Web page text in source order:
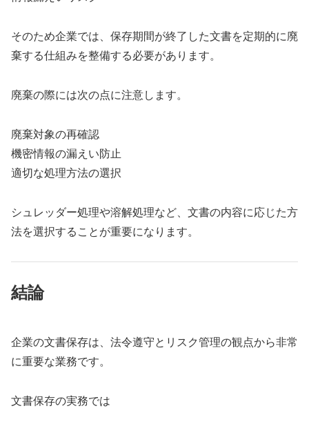
そのため企業では、保存期間が終了した文書を定期的に廃
棄する仕組みを整備する必要があります。
廃棄の際には次の点に注意します。
廃棄対象の再確認
機密情報の漏えい防止
適切な処理方法の選択
シュレッダー処理や溶解処理など、文書の内容に応じた方
法を選択することが重要になります。
結論
企業の文書保存は、法令遵守とリスク管理の観点から非常
に重要な業務です。
文書保存の実務では